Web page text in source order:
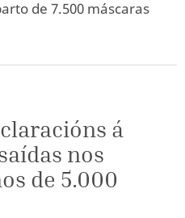
de 7.500 máscaras
á
nos
de 5.000